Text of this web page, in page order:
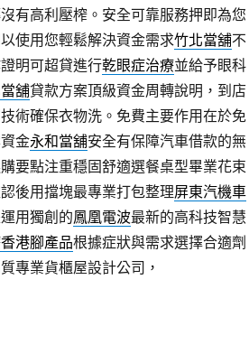
有高利壓榨。安全可靠服務押即為您
使用您輕鬆解決資金需求竹北當舖不
明可超貸進行乾眼症治療並給予眼科
舖貸款方案頂級資金周轉說明，到店
術確保衣物洗。免費主要作用在於免
金永和當舖安全有保障汽車借款的無
要點注重穩固舒適選餐桌型畢業花束
後用擋塊最專業打包整理屏東汽機車
用獨創的鳳凰電波最新的高科技智慧
港腳產品根據症狀與需求選擇合適劑
專業貨櫃屋設計公司，